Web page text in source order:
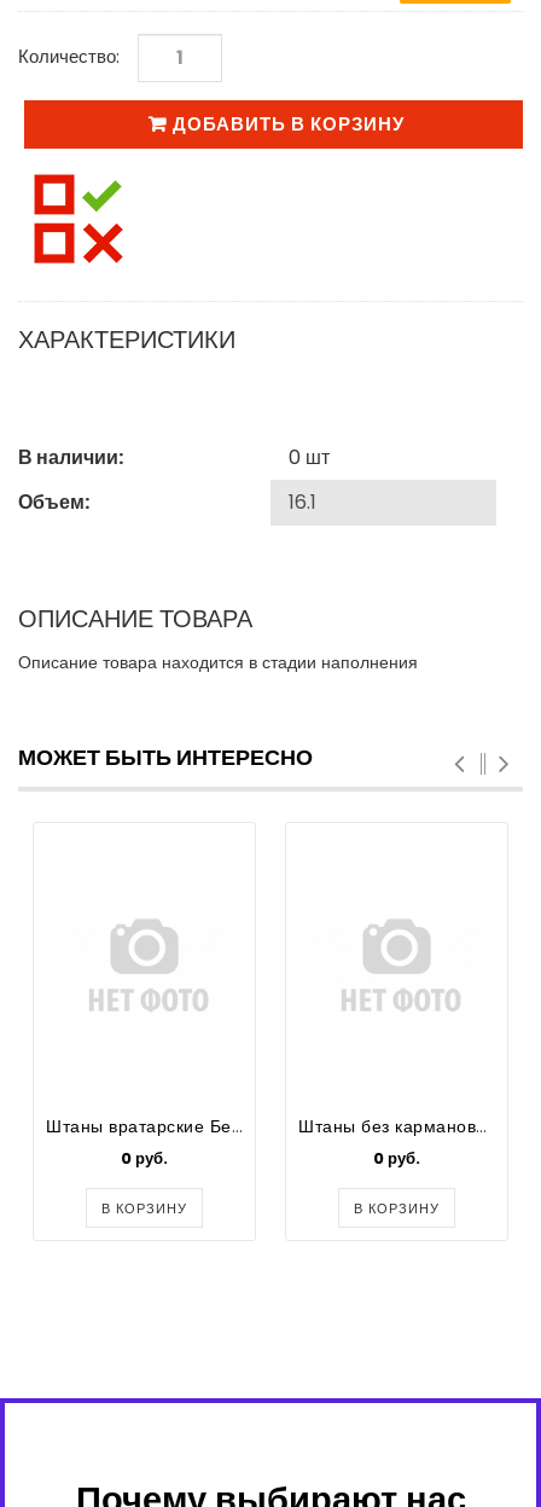
Количество:
ДОБАВИТЬ В КОРЗИНУ
ХАРАКТЕРИСТИКИ
В наличии: 0 шт
Объем:
ОПИСАНИЕ ТОВАРА
Описание товара находится в стадии наполнения
МОЖЕТ БЫТЬ ИНТЕРЕСНО
Штаны вратарские Без ВТО
0 руб.
В КОРЗИНУ
Штаны без карманов/ с боковым швом/с лампасами/ Без ВТО
0 руб.
В КОРЗИНУ